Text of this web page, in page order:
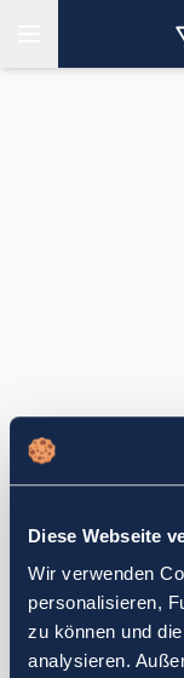
Diese Webseite
Wir verwenden
personalisieren,
zu können und
analysieren.